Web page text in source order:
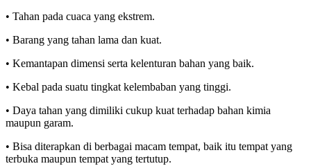
• Tahan pada cuaca yang ekstrem.
• Barang yang tahan lama dan kuat.
• Kemantapan dimensi serta kelenturan bahan yang baik.
• Kebal pada suatu tingkat kelembaban yang tinggi.
• Daya tahan yang dimiliki cukup kuat terhadap bahan kimia
maupun garam.
• Bisa diterapkan di berbagai macam tempat, baik itu tempat yang
terbuka maupun tempat yang tertutup.